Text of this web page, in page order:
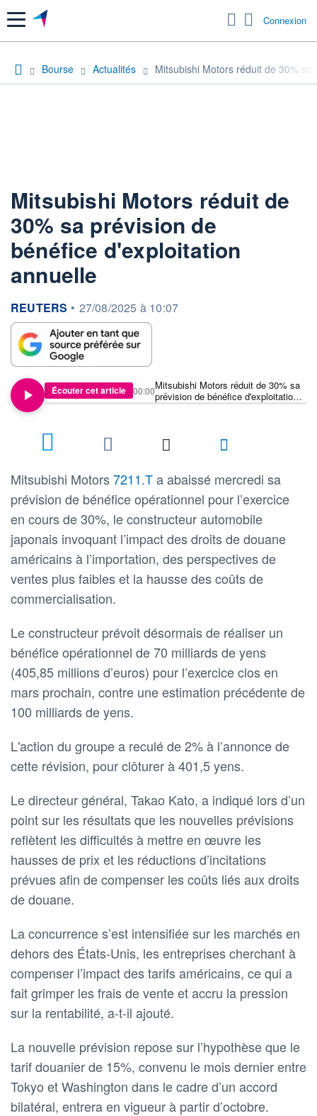
Menu Connexion
Bourse Actualités Mitsubishi Motors réduit de 30%
Mitsubishi Motors réduit de
30% sa prévision de
bénéfice d'exploitation
annuelle
information fournie par
REUTERS • 27/08/2025 à 10:07
Écouter cet article
Mitsubishi Motors réduit de 30% sa
prévision de bénéfice d'exploitation
annuelle
00:00
Mitsubishi Motors7211.Ta abaissé mercredi sa
prévision de bénéfice opérationnel pour l’exercice
en cours de 30%, le constructeur automobile
japonais invoquant l’impact des droits de douane
américains à l’importation, des perspectives de
ventes plus faibles et la hausse des coûts de
commercialisation.
Le constructeur prévoit désormais de réaliser un
bénéfice opérationnel de 70 milliards de yens
(405,85 millions d’euros) pour l’exercice clos en
mars prochain, contre une estimation précédente de
100 milliards de yens.
L'action du groupe a reculé de 2% à l’annonce de
cette révision, pour clôturer à 401,5 yens.
Le directeur général, Takao Kato, a indiqué lors d’un
point sur les résultats que les nouvelles prévisions
reflètent les difficultés à mettre en œuvre les
hausses de prix et les réductions d’incitations
prévues afin de compenser les coûts liés aux droits
de douane.
La concurrence s’est intensifiée sur les marchés en
dehors des États-Unis, les entreprises cherchant à
compenser l’impact des tarifs américains, ce qui a
fait grimper les frais de vente et accru la pression
sur la rentabilité, a-t-il ajouté.
La nouvelle prévision repose sur l’hypothèse que le
tarif douanier de 15%, convenu le mois dernier entre
Tokyo et Washington dans le cadre d’un accord
bilatéral, entrera en vigueur à partir d’octobre.